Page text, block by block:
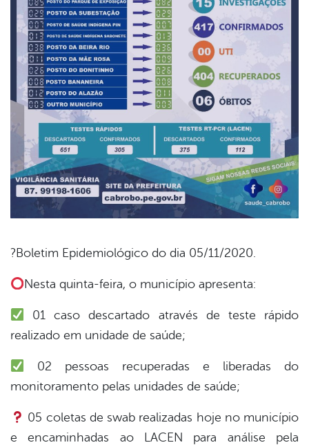
?Boletim Epidemiológico do dia 05/11/2020.
Nesta quinta-feira, o município apresenta:
01 caso descartado através de teste rápido
realizado em unidade de saúde;
02 pessoas recuperadas e liberadas do
monitoramento pelas unidades de saúde;
05 coletas de swab realizadas hoje no município
e encaminhadas ao LACEN para análise pela